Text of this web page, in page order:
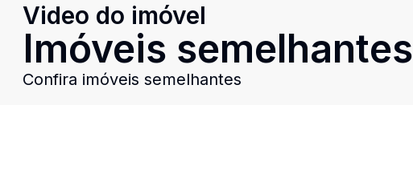
Video do imóvel
Imóveis semelhantes
Confira imóveis semelhantes